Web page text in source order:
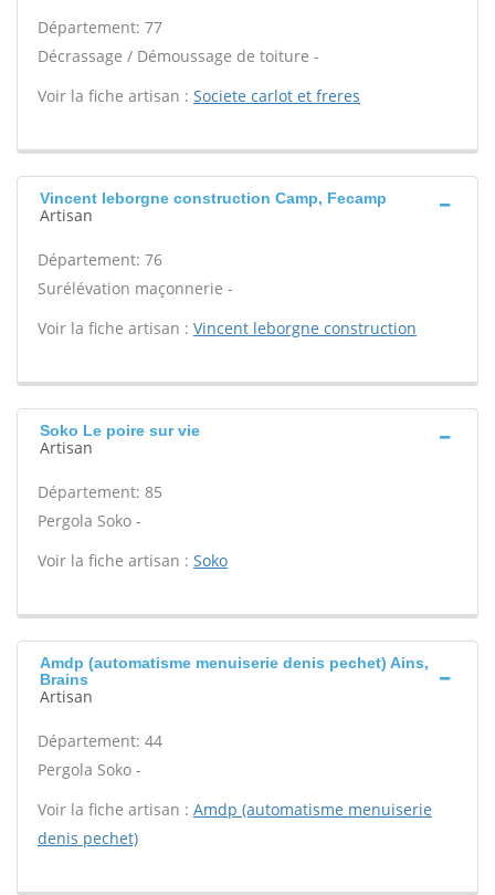
Département: 77
Décrassage / Démoussage de toiture -
Voir la fiche artisan : Societe carlot et freres
Vincent leborgne construction Camp, Fecamp
Artisan
Département: 76
Surélévation maçonnerie -
Voir la fiche artisan : Vincent leborgne construction
Soko Le poire sur vie
Artisan
Département: 85
Pergola Soko -
Voir la fiche artisan : Soko
Amdp (automatisme menuiserie denis pechet) Ains,
Brains
Artisan
Département: 44
Pergola Soko -
Voir la fiche artisan : Amdp (automatisme menuiserie
denis pechet)